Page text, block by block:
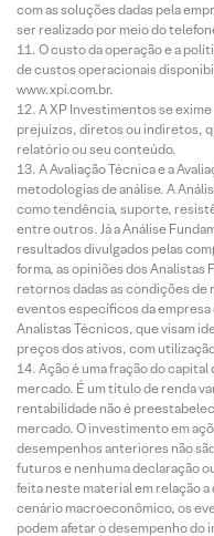
com as soluções dadas pela
ser realizado por meio do
O custo da operação e a
de custos operacionais
www.xpi.com.br.
A XP Investimentos se
prejuízos, diretos ou indiretos,
relatório ou seu conteúdo.
A Avaliação Técnica e a
metodologias de análise. A
como tendência, suporte,
entre outros. Já a Análise
resultados divulgados pelas
forma, as opiniões dos
retornos dadas as condições
eventos específicos da
Analistas Técnicos, que visam
preços dos ativos, com
Ação é uma fração do capital
mercado. É um título de renda
rentabilidade não é
mercado. O investimento em
desempenhos anteriores não
futuros e nenhuma declaração
feita neste material em relação
cenário macroeconômico, os
podem afetar o desempenho